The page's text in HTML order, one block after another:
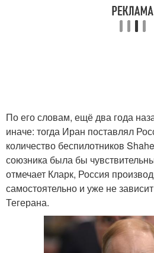
По его словам, ещё два года
иначе: тогда Иран поставлял
количество беспилотников
союзника была бы
отмечает Кларк, Россия
самостоятельно и уже не
Тегерана.